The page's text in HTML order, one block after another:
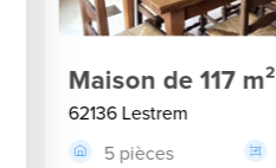
Maison de 117 m²
62136 Lestrem
5 pièces